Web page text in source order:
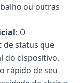
ou outras
O
de status que
do dispositivo.
rápido de seu